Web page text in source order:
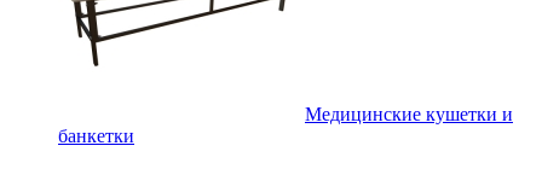
Медицинские кушетки и
банкетки